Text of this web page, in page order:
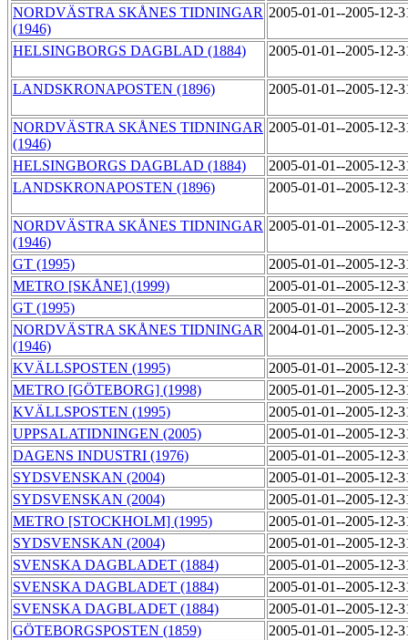
NORDVÄSTRA SKÅNES TIDNINGAR
(1946)
2005-01-01--2005-12-
HELSINGBORGS DAGBLAD (1884) 2005-01-01--2005-12-
LANDSKRONAPOSTEN (1896) 2005-01-01--2005-12-
NORDVÄSTRA SKÅNES TIDNINGAR
(1946)
2005-01-01--2005-12-
HELSINGBORGS DAGBLAD (1884)
2005-01-01--2005-12-
LANDSKRONAPOSTEN (1896)
2005-01-01--2005-12-
NORDVÄSTRA SKÅNES TIDNINGAR
(1946)
2005-01-01--2005-12-
GT (1995)
2005-01-01--2005-12-
METRO [SKÅNE] (1999)
2005-01-01--2005-12-
GT (1995)
2005-01-01--2005-12-
NORDVÄSTRA SKÅNES TIDNINGAR
(1946)
2004-01-01--2005-12-
KVÄLLSPOSTEN (1995)
2005-01-01--2005-12-
METRO [GÖTEBORG] (1998)
2005-01-01--2005-12-
KVÄLLSPOSTEN (1995)
2005-01-01--2005-12-
UPPSALATIDNINGEN (2005)
2005-01-01--2005-12-
DAGENS INDUSTRI (1976)
2005-01-01--2005-12-
SYDSVENSKAN (2004)
2005-01-01--2005-12-
SYDSVENSKAN (2004)
2005-01-01--2005-12-
METRO [STOCKHOLM] (1995)
2005-01-01--2005-12-
SYDSVENSKAN (2004)
2005-01-01--2005-12-
SVENSKA DAGBLADET (1884)
2005-01-01--2005-12-
SVENSKA DAGBLADET (1884)
2005-01-01--2005-12-
SVENSKA DAGBLADET (1884)
2005-01-01--2005-12-
GÖTEBORGSPOSTEN (1859)
2005-01-01--2005-12-